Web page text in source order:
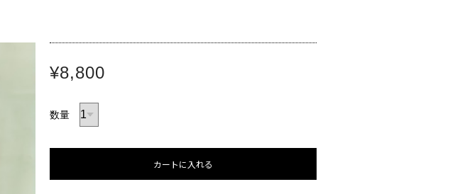
¥8,800
数量
カートに入れる